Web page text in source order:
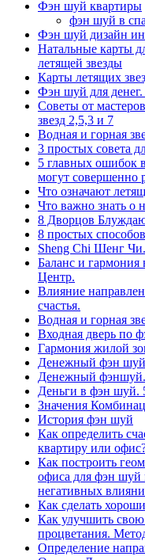
Фэн шуй квартиры
фэн шуй в
Фэн шуй дизайн
Натальные карты
летящей звезды
Карты летящих
Фэн шуй для денег.
Советы от
звезд 2,5,3 и 7
Водная и горная
3 простых совета
5 главных ошибок
могут совершенно
Что означают
Что важно знать о
8 Дворцов
8 простых
Sheng Chi Шенг
Баланс и
Центр.
Влияние
счастья.
Водная и горная
Входная дверь по
Гармония жилой
Денежный фэн шуй
Денежный фэншуй.
Деньги в фэн шуй.
Значения
История фэн шуй
Как определить
квартиру или
Как построить
офиса для фэн шуй
негативных
Как сделать
Как улучшить свою
процветания.
Определение